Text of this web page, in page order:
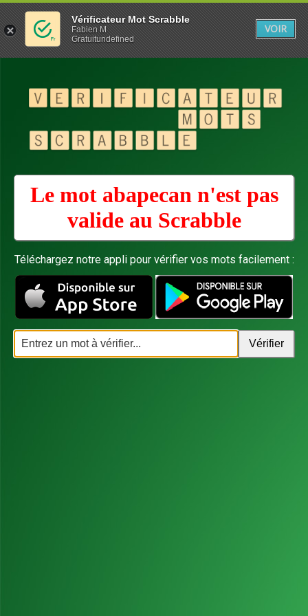
Le mot abapecan n'est pas
valide au Scrabble
Téléchargez notre appli pour vérifier vos mots facilement :
Vérificateur Mot Scrabble
Fabien M
Gratuitundefined
VOIR